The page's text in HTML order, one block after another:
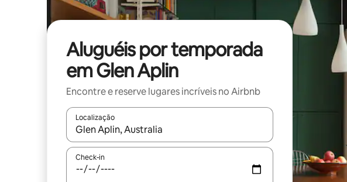
Aluguéis por temporada
em Glen Aplin
Encontre e reserve lugares incríveis no Airbnb
Localização
Quando os resultados estiverem disponíveis, explore-os usando as
Check-in